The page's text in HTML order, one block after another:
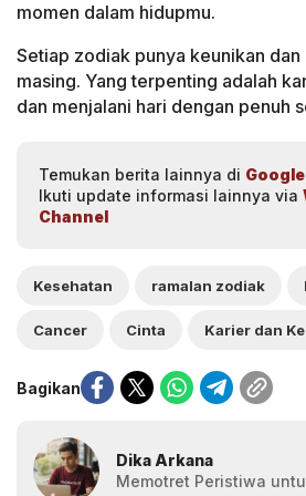
momen dalam hidupmu.
Setiap zodiak punya keunikan
masing. Yang terpenting adalah
dan menjalani hari dengan penuh
Temukan berita lainnya di
Ikuti update informasi lainnya via
Channel
Kesehatan ramalan zodiak
Cancer Cinta
Bagikan
Dika Arkana
Memotret Peristiwa